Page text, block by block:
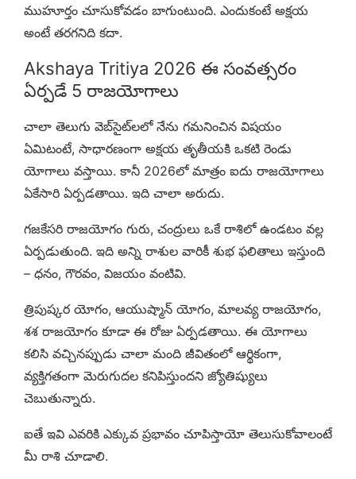
ముహూర్తం చూసుకోవడం బాగుంటుంది. ఎందుకంటే అక్షయ
అంటే తరగనిది కదా.
Akshaya Tritiya 2026 ఈ సంవత్సరం
ఏర్పడే 5 రాజయోగాలు
చాలా తెలుగు వెబ్‌సైట్‌లలో నేను గమనించిన విషయం
ఏమిటంటే, సాధారణంగా అక్షయ తృతీయకి ఒకటి రెండు
యోగాలు వస్తాయి. కానీ 2026లో మాత్రం ఐదు రాజయోగాలు
ఏకేసారి ఏర్పడతాయి. ఇది చాలా అరుదు.
గజకేసరి రాజయోగం గురు, చంద్రులు ఒకే రాశిలో ఉండటం వల్ల
ఏర్పడుతుంది. ఇది అన్ని రాశుల వారికీ శుభ ఫలితాలు ఇస్తుంది
– ధనం, గౌరవం, విజయం వంటివి.
త్రిపుష్కర యోగం, ఆయుష్మాన్ యోగం, మాలవ్య రాజయోగం,
శశ రాజయోగం కూడా ఈ రోజు ఏర్పడతాయి. ఈ యోగాలు
కలిసి వచ్చినప్పుడు చాలా మంది జీవితంలో ఆర్థికంగా,
వ్యక్తిగతంగా మెరుగుదల కనిపిస్తుందని జ్యోతిష్యులు
చెబుతున్నారు.
ఐతే ఇవి ఎవరికి ఎక్కువ ప్రభావం చూపిస్తాయో తెలుసుకోవాలంటే
మీ రాశి చూడాలి.